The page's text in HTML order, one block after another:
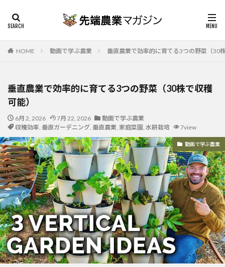
HOME 動画で学ぶ農業 垂直農業で効率的に育てる3つの野菜（30
垂直農業で効率的に育てる3つの野菜（30株で収穫
可能）
6月 2, 2026 7月 22, 2026
動画で学ぶ農業
収穫効率, 垂直ガーデニング, 垂直農業, 家庭菜園, 水耕栽培 7view
動画で学ぶ農業